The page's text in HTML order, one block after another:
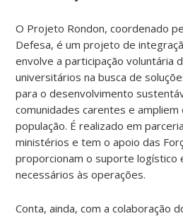
O Projeto Rondon, coordenado
Defesa, é um projeto de
envolve a participação voluntária
universitários na busca de
para o desenvolvimento
comunidades carentes e
população. É realizado em
ministérios e tem o apoio das
proporcionam o suporte logístico
necessários às operações.
Conta, ainda, com a colaboração